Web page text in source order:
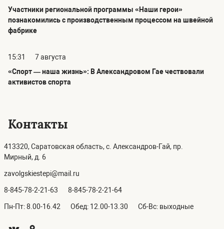
Участники региональной программы «Наши герои»
познакомились с производственным процессом на швейной
фабрике
15:31
7 августа
«Спорт — наша жизнь»: В Александровом Гае чествовали
активистов спорта
Контакты
413320, Саратовская область, с. Александров-Гай, пр.
Мирный, д. 6
zavolgskiestepi@mail.ru
8-845-78-2-21-63 8-845-78-2-21-64
Пн-Пт: 8.00-16.42 Обед: 12.00-13.30 Сб-Вс: выходные